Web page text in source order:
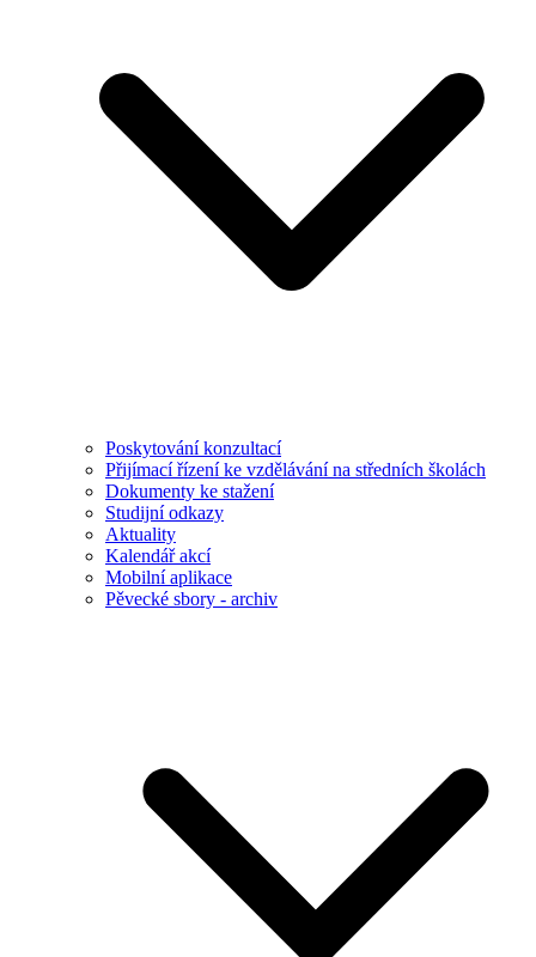
Poskytování konzultací
Přijímací řízení ke vzdělávání na středních školách
Dokumenty ke stažení
Studijní odkazy
Aktuality
Kalendář akcí
Mobilní aplikace
Pěvecké sbory - archiv